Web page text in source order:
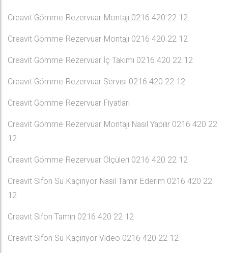
Creavit Gömme Rezervuar Montajı 0216 420 22 12
Creavit Gömme Rezervuar Montajı 0216 420 22 12
Creavit Gömme Rezervuar İç Takımı 0216 420 22 12
Creavit Gömme Rezervuar Servisi 0216 420 22 12
Creavit Gömme Rezervuar Fiyatları
Creavit Gömme Rezervuar Montajı Nasıl Yapılır 0216 420 22
12
Creavit Gömme Rezervuar Ölçüleri 0216 420 22 12
Creavit Sifon Su Kaçırıyor Nasıl Tamir Ederim 0216 420 22
12
Creavit Sifon Tamiri 0216 420 22 12
Creavit Sifon Su Kaçırıyor Video 0216 420 22 12